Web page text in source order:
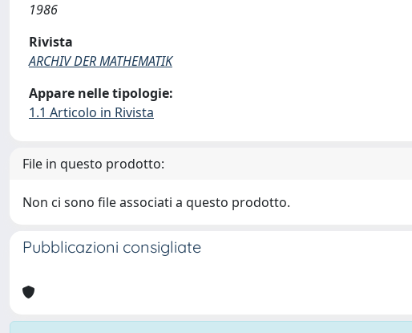
1986
Rivista
ARCHIV DER MATHEMATIK
Appare nelle tipologie:
1.1 Articolo in Rivista
File in questo prodotto:
Non ci sono file associati a questo prodotto.
Pubblicazioni consigliate